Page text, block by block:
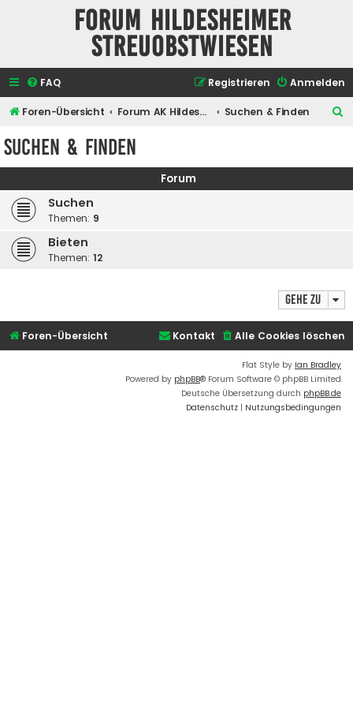
Forum Hildesheimer
Streuobstwiesen
FAQ Anmelden
Registrieren
Foren-Übersicht Forum AK Hildesheimer Streuobstwiesen Suchen & Finden
e
Suchen & Finden
Forum
Suchen
Themen: 9
Bieten
Themen: 12
Gehe zu
Foren-Übersicht Alle Cookies löschen
Kontakt
Flat Style by Ian Bradley
Powered by phpBB® Forum Software © phpBB Limited
Deutsche Übersetzung durch phpBB.de
Datenschutz | Nutzungsbedingungen